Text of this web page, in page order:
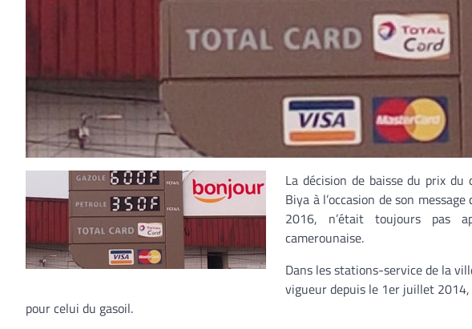
La décision de baisse du prix
Biya à l’occasion de son
2016, n’était toujours pas
camerounaise.
Dans les stations-service de la
vigueur depuis le 1er juillet 2014,
pour celui du gasoil.